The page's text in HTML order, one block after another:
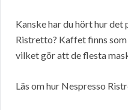
Kanske har du hört hur det
Ristretto? Kaffet finns
vilket gör att de flesta
Läs om hur Nespresso